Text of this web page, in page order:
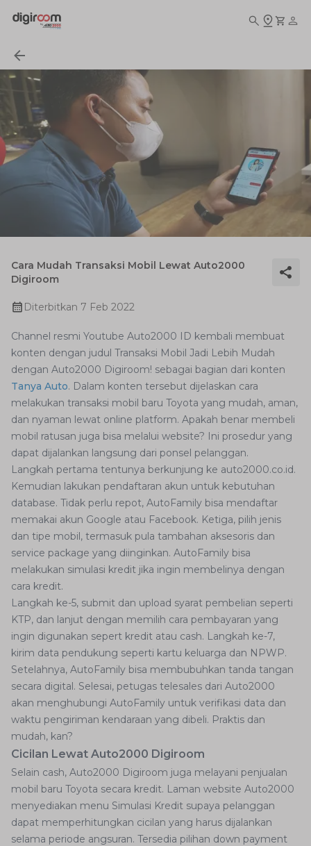
Cara Mudah Transaksi Mobil Lewat Auto2000
Digiroom
Diterbitkan 7 Feb 2022
Channel resmi Youtube Auto2000 ID kembali membuat
konten dengan judul Transaksi Mobil Jadi Lebih Mudah
dengan Auto2000 Digiroom! sebagai bagian dari konten
Tanya Auto. Dalam konten tersebut dijelaskan cara
melakukan transaksi mobil baru Toyota yang mudah, aman,
dan nyaman lewat online platform. Apakah benar membeli
mobil ratusan juga bisa melalui website? Ini prosedur yang
dapat dijalankan langsung dari ponsel pelanggan.
Langkah pertama tentunya berkunjung ke auto2000.co.id.
Kemudian lakukan pendaftaran akun untuk kebutuhan
database. Tidak perlu repot, AutoFamily bisa mendaftar
memakai akun Google atau Facebook. Ketiga, pilih jenis
dan tipe mobil, termasuk pula tambahan aksesoris dan
service package yang diinginkan. AutoFamily bisa
melakukan simulasi kredit jika ingin membelinya dengan
cara kredit.
Langkah ke-5, submit dan upload syarat pembelian seperti
KTP, dan lanjut dengan memilih cara pembayaran yang
ingin digunakan sepert kredit atau cash. Langkah ke-7,
kirim data pendukung seperti kartu keluarga dan NPWP.
Setelahnya, AutoFamily bisa membubuhkan tanda tangan
secara digital. Selesai, petugas telesales dari Auto2000
akan menghubungi AutoFamily untuk verifikasi data dan
waktu pengiriman kendaraan yang dibeli. Praktis dan
mudah, kan?
Cicilan Lewat Auto2000 Digiroom
Selain cash, Auto2000 Digiroom juga melayani penjualan
mobil baru Toyota secara kredit. Laman website Auto2000
menyediakan menu Simulasi Kredit supaya pelanggan
dapat memperhitungkan cicilan yang harus dijalankan
selama periode angsuran. Tersedia pilihan down payment